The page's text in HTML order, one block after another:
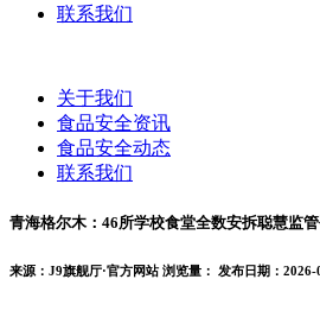
联系我们
关于我们
食品安全资讯
食品安全动态
联系我们
青海格尔木：46所学校食堂全数安拆聪慧监
来源：J9旗舰厅·官方网站 浏览量： 发布日期：